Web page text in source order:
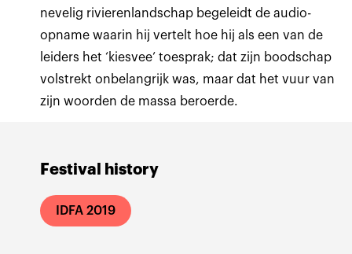
Festival history
IDFA 2019
nevelig rivierenlandschap begeleidt de audio-
opname waarin hij vertelt hoe hij als een van de
leiders het ‘kiesvee’ toesprak; dat zijn boodschap
volstrekt onbelangrijk was, maar dat het vuur van
zijn woorden de massa beroerde.